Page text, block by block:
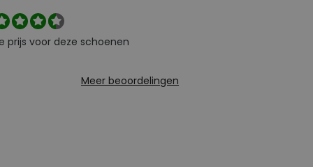
prijs voor deze schoenen
Meer beoordelingen